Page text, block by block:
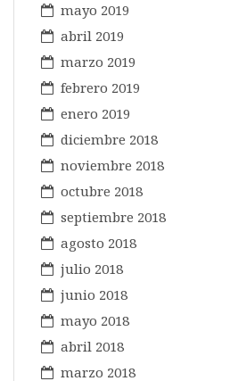
mayo 2019
abril 2019
marzo 2019
febrero 2019
enero 2019
diciembre 2018
noviembre 2018
octubre 2018
septiembre 2018
agosto 2018
julio 2018
junio 2018
mayo 2018
abril 2018
marzo 2018